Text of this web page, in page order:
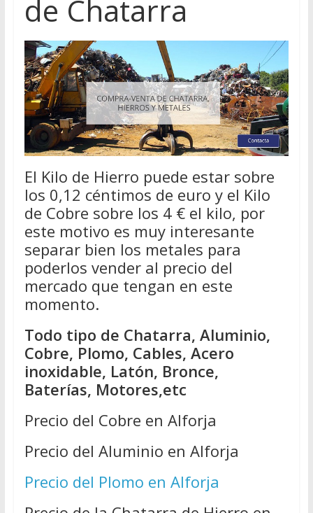
de Chatarra
El Kilo de Hierro puede estar sobre
los 0,12 céntimos de euro y el Kilo
de Cobre sobre los 4 € el kilo, por
este motivo es muy interesante
separar bien los metales para
poderlos vender al precio del
mercado que tengan en este
momento.
Todo tipo de Chatarra, Aluminio,
Cobre, Plomo, Cables, Acero
inoxidable, Latón, Bronce,
Baterías, Motores,etc
Precio del Cobre en Alforja
Precio del Aluminio en Alforja
Precio del Plomo en Alforja